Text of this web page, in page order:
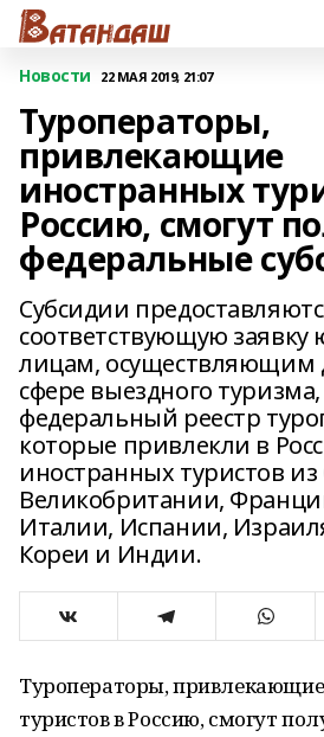
Новости 22 МАЯ 2019, 21:07
Туроператоры,
привлекающие
иностранных
Россию, смогут
федеральные
Субсидии
соответствующую
лицам, осуществляющим
сфере выездного
федеральный реестр
которые привлекли в
иностранных туристов
Великобритании,
Италии, Испании,
Кореи и Индии.
Туроператоры,
туристов в Россию, смогут